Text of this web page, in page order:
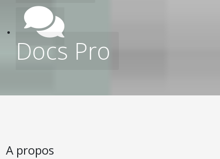
Docs Pro
A propos